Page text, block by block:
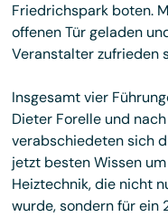
Friedrichspark boten.
offenen Tür geladen
Veranstalter zufrieden
Insgesamt vier
Dieter Forelle und
verabschiedeten sich
jetzt besten Wissen
Heiztechnik, die nicht
wurde, sondern für